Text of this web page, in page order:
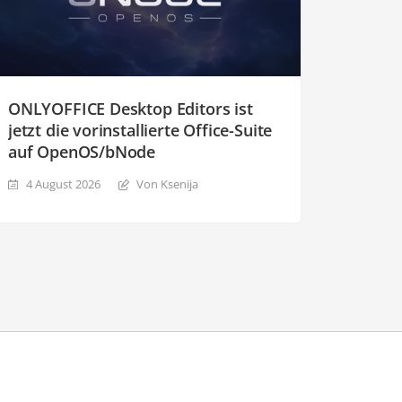
ONLYOFFICE Desktop Editors ist
jetzt die vorinstallierte Office-Suite
auf OpenOS/bNode
4 August 2026 Von Ksenija